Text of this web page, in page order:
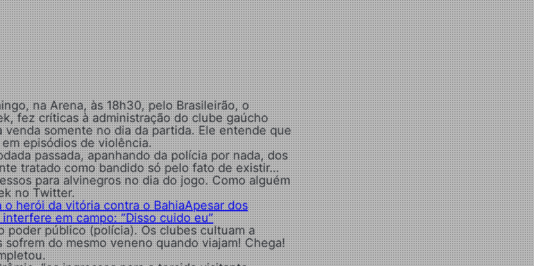
na Arena, às 18h30, pelo Brasileirão, o
fez críticas à administração do clube gaúcho
somente no dia da partida. Ele entende que
episódios de violência.
passada, apanhando da polícia por nada, dos
tratado como bandido só pelo fato de existir…
para alvinegros no dia do jogo. Como alguém
no Twitter.
herói da vitória contra o BahiaApesar dos
em campo: “Disso cuido eu”
poder público (polícia). Os clubes cultuam a
do mesmo veneno quando viajam! Chega!